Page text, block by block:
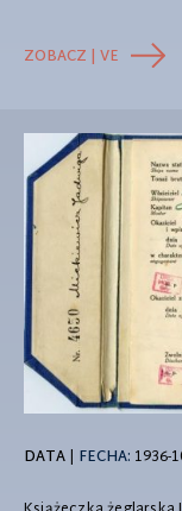
ZOBACZ | VE
DATA| FECHA: 1936-